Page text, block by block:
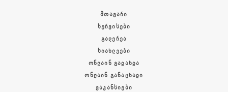
ᲛᲗᲐᲕᲐᲠᲘ
ᲡᲔᲠᲕᲘᲡᲔᲑᲘ
ᲒᲐᲚᲔᲠᲔᲐ
ᲡᲘᲐᲮᲚᲔᲔᲑᲘ
ᲝᲜᲚᲐᲘᲜ ᲒᲐᲓᲐᲮᲓᲐ
ᲝᲜᲚᲐᲘᲜ ᲒᲐᲜᲐᲪᲮᲐᲓᲘ
ᲕᲐᲙᲐᲜᲡᲘᲔᲑᲘ